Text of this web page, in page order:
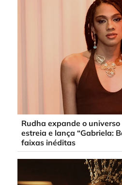
Rudha expande o
estreia e lança “Gabriela:
faixas inéditas